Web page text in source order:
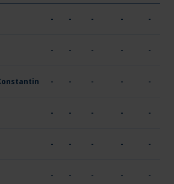
- - - - -
- - - - -
- - - - -
- - - - -
- - - - -
- - - - -